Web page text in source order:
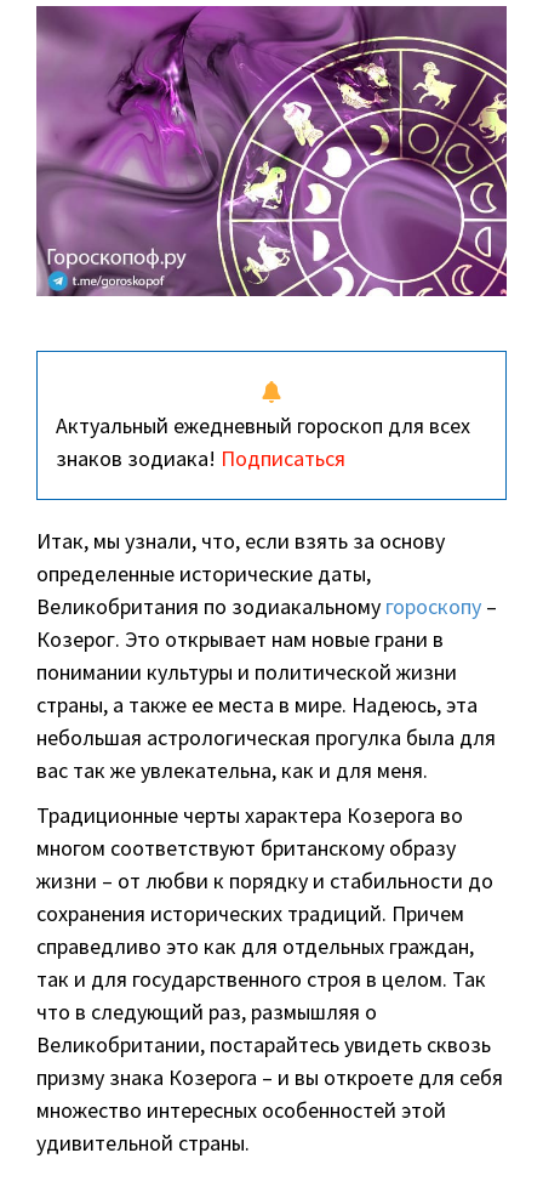
Актуальный ежедневный гороскоп для всех
знаков зодиака! Подписаться
Итак, мы узнали, что, если взять за основу
определенные исторические даты,
Великобритания по зодиакальному гороскопу –
Козерог. Это открывает нам новые грани в
понимании культуры и политической жизни
страны, а также ее места в мире. Надеюсь, эта
небольшая астрологическая прогулка была для
вас так же увлекательна, как и для меня.
Традиционные черты характера Козерога во
многом соответствуют британскому образу
жизни – от любви к порядку и стабильности до
сохранения исторических традиций. Причем
справедливо это как для отдельных граждан,
так и для государственного строя в целом. Так
что в следующий раз, размышляя о
Великобритании, постарайтесь увидеть сквозь
призму знака Козерога – и вы откроете для себя
множество интересных особенностей этой
удивительной страны.